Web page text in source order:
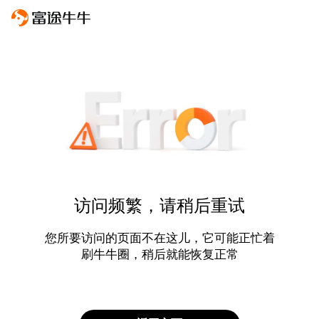
访问频繁，请稍后重试
您所要访问的页面不在这儿，它可能正忙着
刷牛牛圈，稍后就能恢复正常